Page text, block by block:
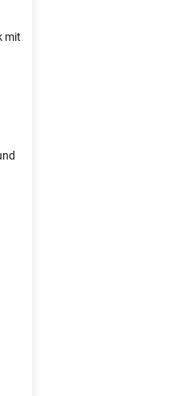
mit